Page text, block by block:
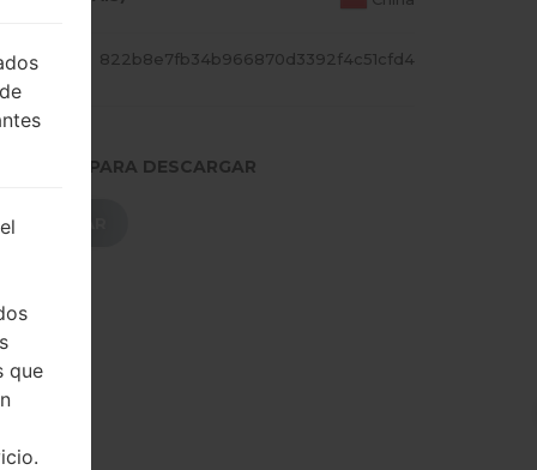
822b8e7fb34b966870d3392f4c51cfd4
PARA DESCARGAR
DESCARGAR
que